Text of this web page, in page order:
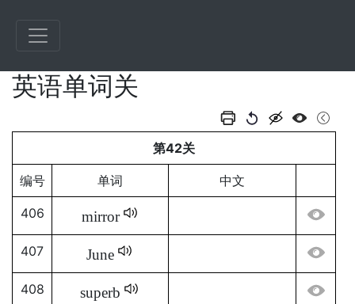
英语单词关
第42关
编号 单词 中文
406 mirror
407 June
408 superb